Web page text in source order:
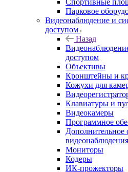
Спортивные
Парковое
Видеонаблюдение и
доступом
Назад
доступом
Объективы
Кронштейны и
Кожухи для
Клавиатуры и
Видеокамеры
Программное
Дополнительное
видеонаблюдения
Мониторы
Кодеры
ИК-прожекторы